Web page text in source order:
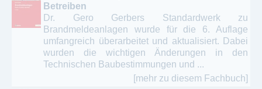
Betreiben
Dr. Gero Gerbers Standardwerk zu
Brandmeldeanlagen wurde für die 6. Auflage
umfangreich überarbeitet und aktualisiert. Dabei
wurden die wichtigen Änderungen in den
Technischen Baubestimmungen und ...
[mehr zu diesem Fachbuch]